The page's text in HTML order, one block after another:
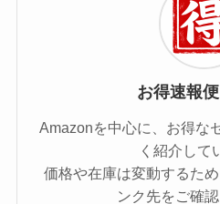
お得速報
Amazonを中心に、お得な
く紹介して
価格や在庫は変動するた
ンク先をご確認